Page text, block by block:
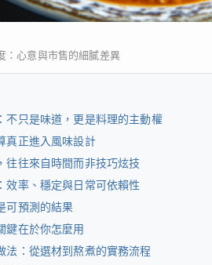
：心意與市售的細膩差異
不只是味道，更是料理的主動權
真正進入風味設計
往往來自時間而非技巧炫技
效率、穩定與日常可依賴性
可預測的結果
鍵在於你怎麼用
法：從選材到熬煮的實務流程